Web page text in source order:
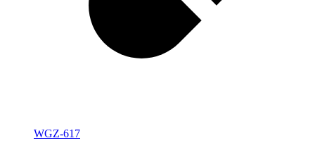
WGZ-617